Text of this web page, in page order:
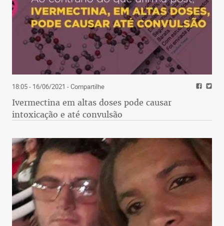
18:05 - 16/06/2021 - Compartilhe
Ivermectina em altas doses pode causar
intoxicação e até convulsão